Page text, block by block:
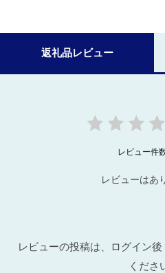
返礼品レビュー
レビュー件
レビューはあ
レビューの投稿は、ログイン後
くださ